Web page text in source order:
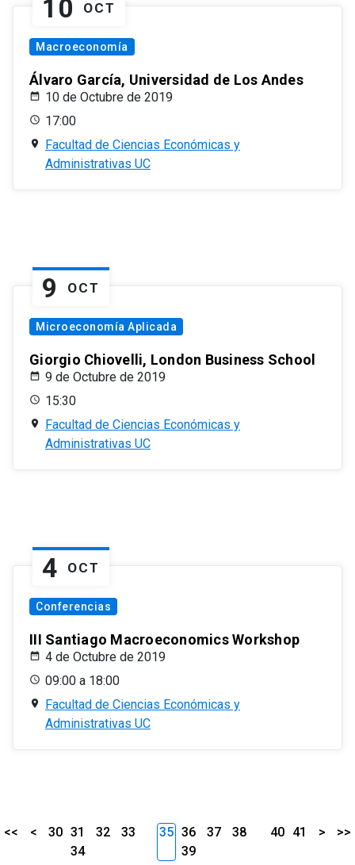
10 OCT
Macroeconomía
Álvaro García, Universidad de Los Andes
10 de Octubre de 2019
17:00
Facultad de Ciencias Económicas y
Administrativas UC
9 OCT
Microeconomía Aplicada
Giorgio Chiovelli, London Business School
9 de Octubre de 2019
15:30
Facultad de Ciencias Económicas y
Administrativas UC
4 OCT
Conferencias
III Santiago Macroeconomics Workshop
4 de Octubre de 2019
09:00 a 18:00
Facultad de Ciencias Económicas y
Administrativas UC
<< < 30 31 32
33
34
35 36 37
38
39
40 41 > >>